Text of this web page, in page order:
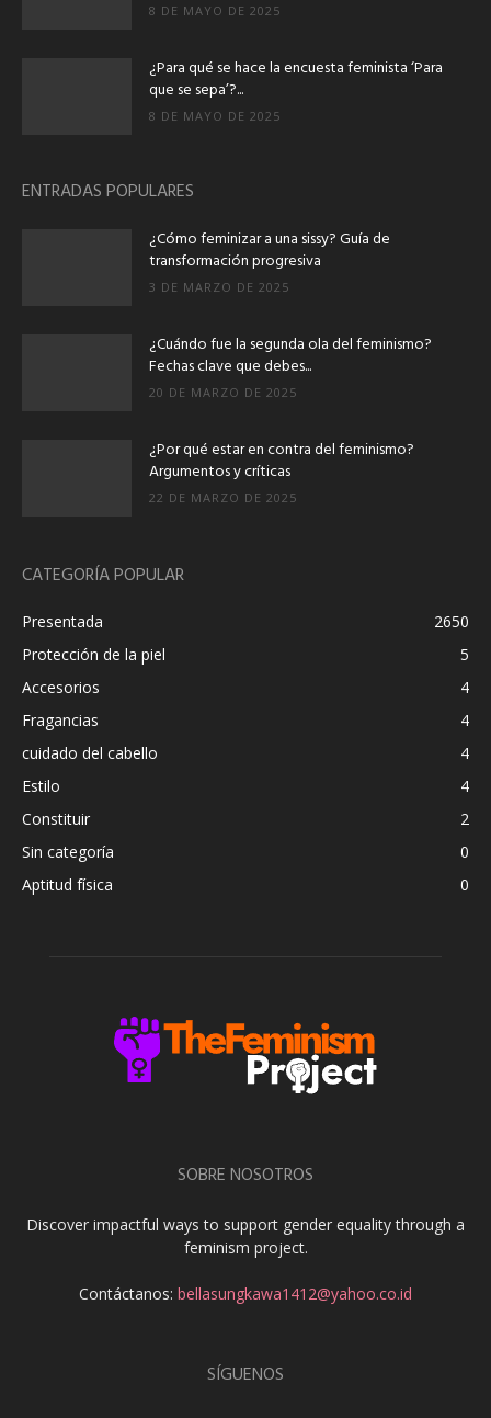
8 DE MAYO DE 2025
¿Para qué se hace la encuesta feminista ‘Para
que se sepa’?...
8 DE MAYO DE 2025
ENTRADAS POPULARES
¿Cómo feminizar a una sissy? Guía de
transformación progresiva
3 DE MARZO DE 2025
¿Cuándo fue la segunda ola del feminismo?
Fechas clave que debes...
20 DE MARZO DE 2025
¿Por qué estar en contra del feminismo?
Argumentos y críticas
22 DE MARZO DE 2025
CATEGORÍA POPULAR
Presentada
2650
Protección de la piel
5
Accesorios
4
Fragancias
4
cuidado del cabello
4
Estilo
4
Constituir
2
Sin categoría
0
Aptitud física
0
SOBRE NOSOTROS
Discover impactful ways to support gender equality through a
feminism project.
Contáctanos: bellasungkawa1412@yahoo.co.id
SÍGUENOS